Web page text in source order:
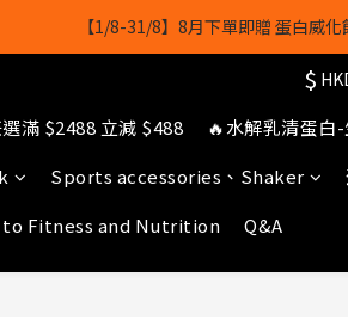
【8月8日】🎉 果果會員日 💪全店任選
，可享全單*95折*，可與活動折扣疊加
【8月8日】🎉 果果會員日 💪全店任選
$
滿 $2488 立減 $488 🔥水解乳清蛋白
Sports accessories、Shaker
to Fitness and Nutrition Q&A